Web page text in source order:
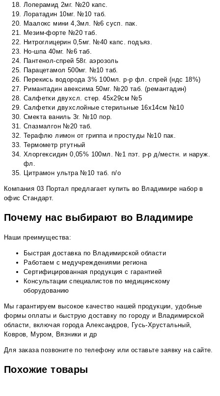
Лоперамид 2мг. №20 капс.
Лоратадин 10мг. №10 таб.
Маалокс мини 4,3мл. №6 сусп. пак.
Мезим-форте №20 таб.
Нитроглицерин 0,5мг. №40 капс. подъяз.
Но-шпа 40мг. №6 таб.
Пантенол-спрей 58г. аэрозоль
Парацетамол 500мг. №10 таб.
Перекись водорода 3% 100мл. р-р фл. спрей (ндс 18%)
Римантадин авексима 50мг. №20 таб. (ремантадин)
Салфетки двухсл. стер. 45х29см №5
Салфетки двухслойные стерильные 16х14см №10
Смекта ваниль 3г. №10 пор.
Спазмалгон №20 таб.
Терафлю лимон от гриппа и простуды №10 пак.
Термометр ртутный
Хлоргексидин 0,05% 100мл. №1 пэт. р-р д/местн. и наруж.
фл.
Цитрамон ультра №10 таб. п/о
Компания 03 Портал предлагает купить во Владимире набор в
офис Стандарт.
Почему нас выбирают во Владимире
Наши преимущества:
Быстрая доставка по Владимирской области
Работаем с медучреждениями региона
Сертифицированная продукция с гарантией
Консультации специалистов по медицинскому
оборудованию
Мы гарантируем высокое качество нашей продукции, удобные
формы оплаты и быструю доставку по городу и Владимирской
области, включая города Александров, Гусь-Хрустальный,
Ковров, Муром, Вязники и др
Для заказа позвоните по телефону или оставьте заявку на сайте.
Похожие товары